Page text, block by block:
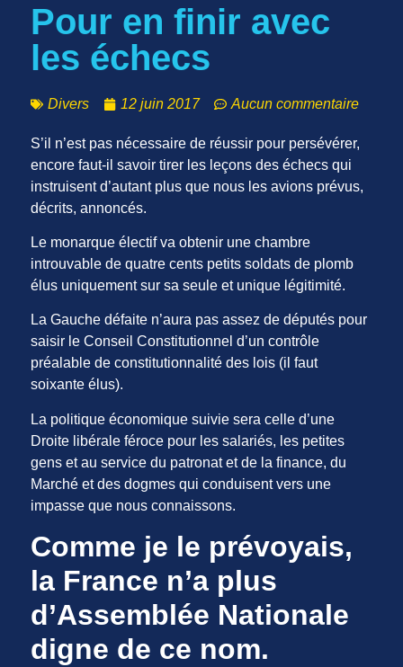
Pour en finir avec
les échecs
Divers 12 juin 2017 Aucun commentaire
S’il n’est pas nécessaire de réussir pour persévérer,
encore faut-il savoir tirer les leçons des échecs qui
instruisent d’autant plus que nous les avions prévus,
décrits, annoncés.
Le monarque électif va obtenir une chambre
introuvable de quatre cents petits soldats de plomb
élus uniquement sur sa seule et unique légitimité.
La Gauche défaite n’aura pas assez de députés pour
saisir le Conseil Constitutionnel d’un contrôle
préalable de constitutionnalité des lois (il faut
soixante élus).
La politique économique suivie sera celle d’une
Droite libérale féroce pour les salariés, les petites
gens et au service du patronat et de la finance, du
Marché et des dogmes qui conduisent vers une
impasse que nous connaissons.
Comme je le prévoyais,
la France n’a plus
d’Assemblée Nationale
digne de ce nom.